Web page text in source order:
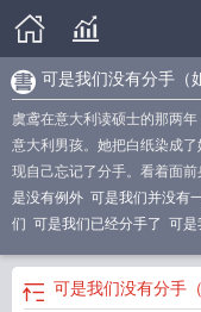
可是我们没有分手（
虞鸢在意大利读硕士的那两
意大利男孩。她把白纸染成
现自己忘记了分手。看着面
是没有例外 可是我们并没有
们 可是我们已经分手了 可是
经分手了文稿
没有钱啊表情
歌 可是我们没有时间 可惜
可是我们没有分手